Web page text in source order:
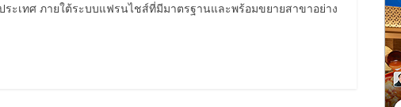
ะเทศ ภายใต้ระบบแฟรนไชส์ที่มีมาตรฐานและพร้อมขยายสาขาอย่าง